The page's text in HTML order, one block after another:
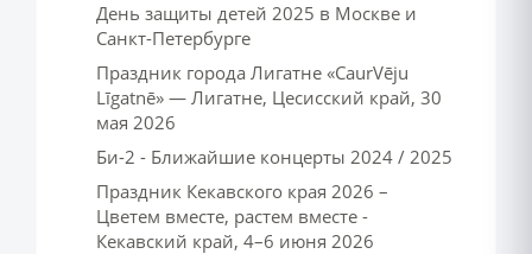
День защиты детей 2025 в Москве и
Санкт-Петербурге
Праздник города Лигатне «CaurVēju
Līgatnē» — Лигатне, Цесисский край, 30
мая 2026
Би-2 - Ближайшие концерты 2024 / 2025
Праздник Кекавского края 2026 –
Цветем вместе, растем вместе -
Кекавский край, 4–6 июня 2026